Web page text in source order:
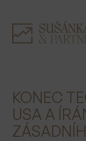
obsahKONEC
USA A